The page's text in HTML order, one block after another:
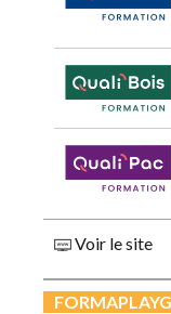
Voir le site